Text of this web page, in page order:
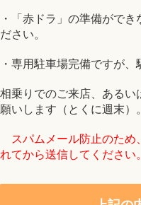
・「赤ドラ」の準備がで
ださい。
・専用駐車場完備ですが、
相乗りでのご来店、あるい
願いします（とくに週末）。
スパムメール防止のため
れてから送信してください。